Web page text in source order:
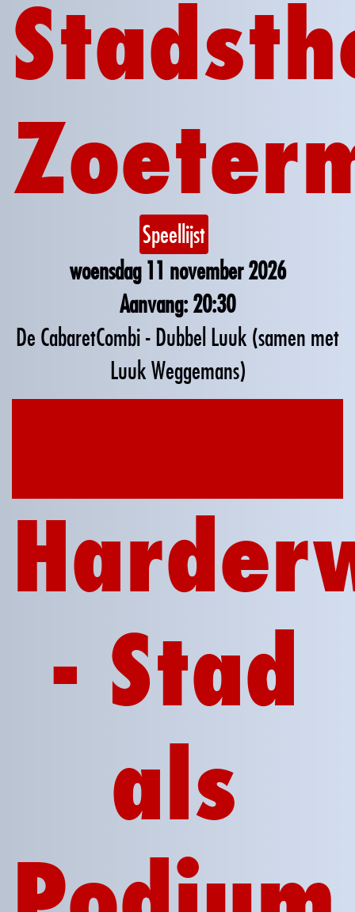
Speellijst
woensdag 11 november 2026
20:30
De CabaretCombi - Dubbel Luuk (samen met
Luuk Weggemans)
- Stad
als